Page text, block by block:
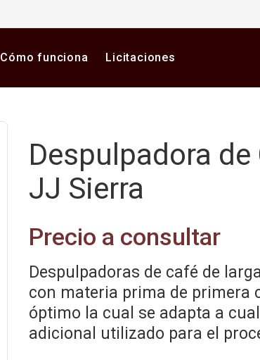
Cómo funciona Licitaciones
Despulpadora de
JJ Sierra
Precio a consultar
Despulpadoras de café de
con materia prima de primera
óptimo la cual se adapta a
adicional utilizado para el